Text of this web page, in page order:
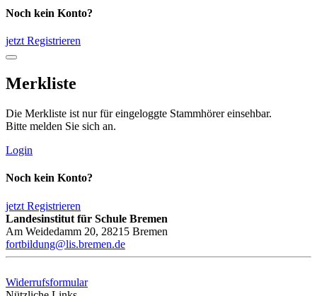
Noch kein Konto?
jetzt Registrieren
Merkliste
Die Merkliste ist nur für eingeloggte Stammhörer einsehbar.
Bitte melden Sie sich an.
Login
Noch kein Konto?
jetzt Registrieren
Landesinstitut für Schule Bremen
Am Weidedamm 20, 28215 Bremen
fortbildung@lis.bremen.de
Widerrufsformular